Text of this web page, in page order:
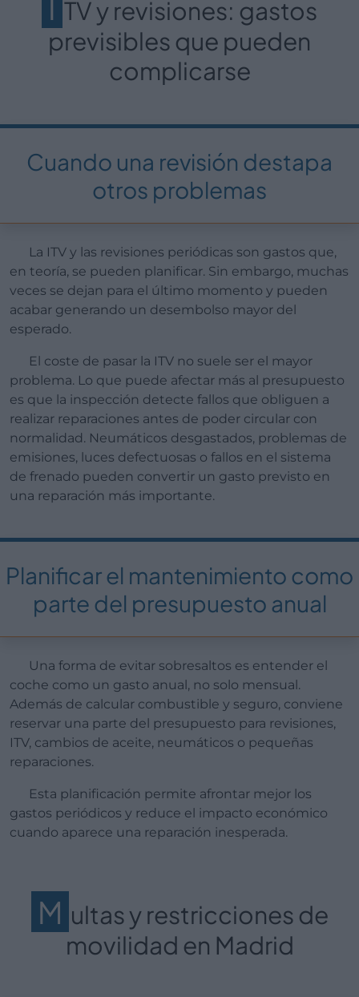
TV y revisiones: gastos
previsibles que pueden
complicarse
Cuando una revisión destapa
otros problemas
La ITV y las revisiones periódicas son gastos que,
en teoría, se pueden planificar. Sin embargo, muchas
veces se dejan para el último momento y pueden
acabar generando un desembolso mayor del
esperado.
El coste de pasar la ITV no suele ser el mayor
problema. Lo que puede afectar más al presupuesto
es que la inspección detecte fallos que obliguen a
realizar reparaciones antes de poder circular con
normalidad. Neumáticos desgastados, problemas de
emisiones, luces defectuosas o fallos en el sistema
de frenado pueden convertir un gasto previsto en
una reparación más importante.
Planificar el mantenimiento como
parte del presupuesto anual
Una forma de evitar sobresaltos es entender el
coche como un gasto anual, no solo mensual.
Además de calcular combustible y seguro, conviene
reservar una parte del presupuesto para revisiones,
ITV, cambios de aceite, neumáticos o pequeñas
reparaciones.
Esta planificación permite afrontar mejor los
gastos periódicos y reduce el impacto económico
cuando aparece una reparación inesperada.
M ultas y restricciones de
movilidad en Madrid